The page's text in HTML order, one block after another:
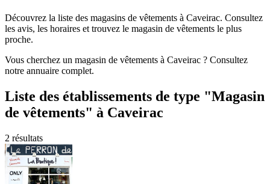
Découvrez la liste des magasins de vêtements à Caveirac. Consultez
les avis, les horaires et trouvez le magasin de vêtements le plus
proche.
Vous cherchez un magasin de vêtements à Caveirac ? Consultez
notre annuaire complet.
Liste des établissements de type "Magasin
de vêtements" à Caveirac
2 résultats